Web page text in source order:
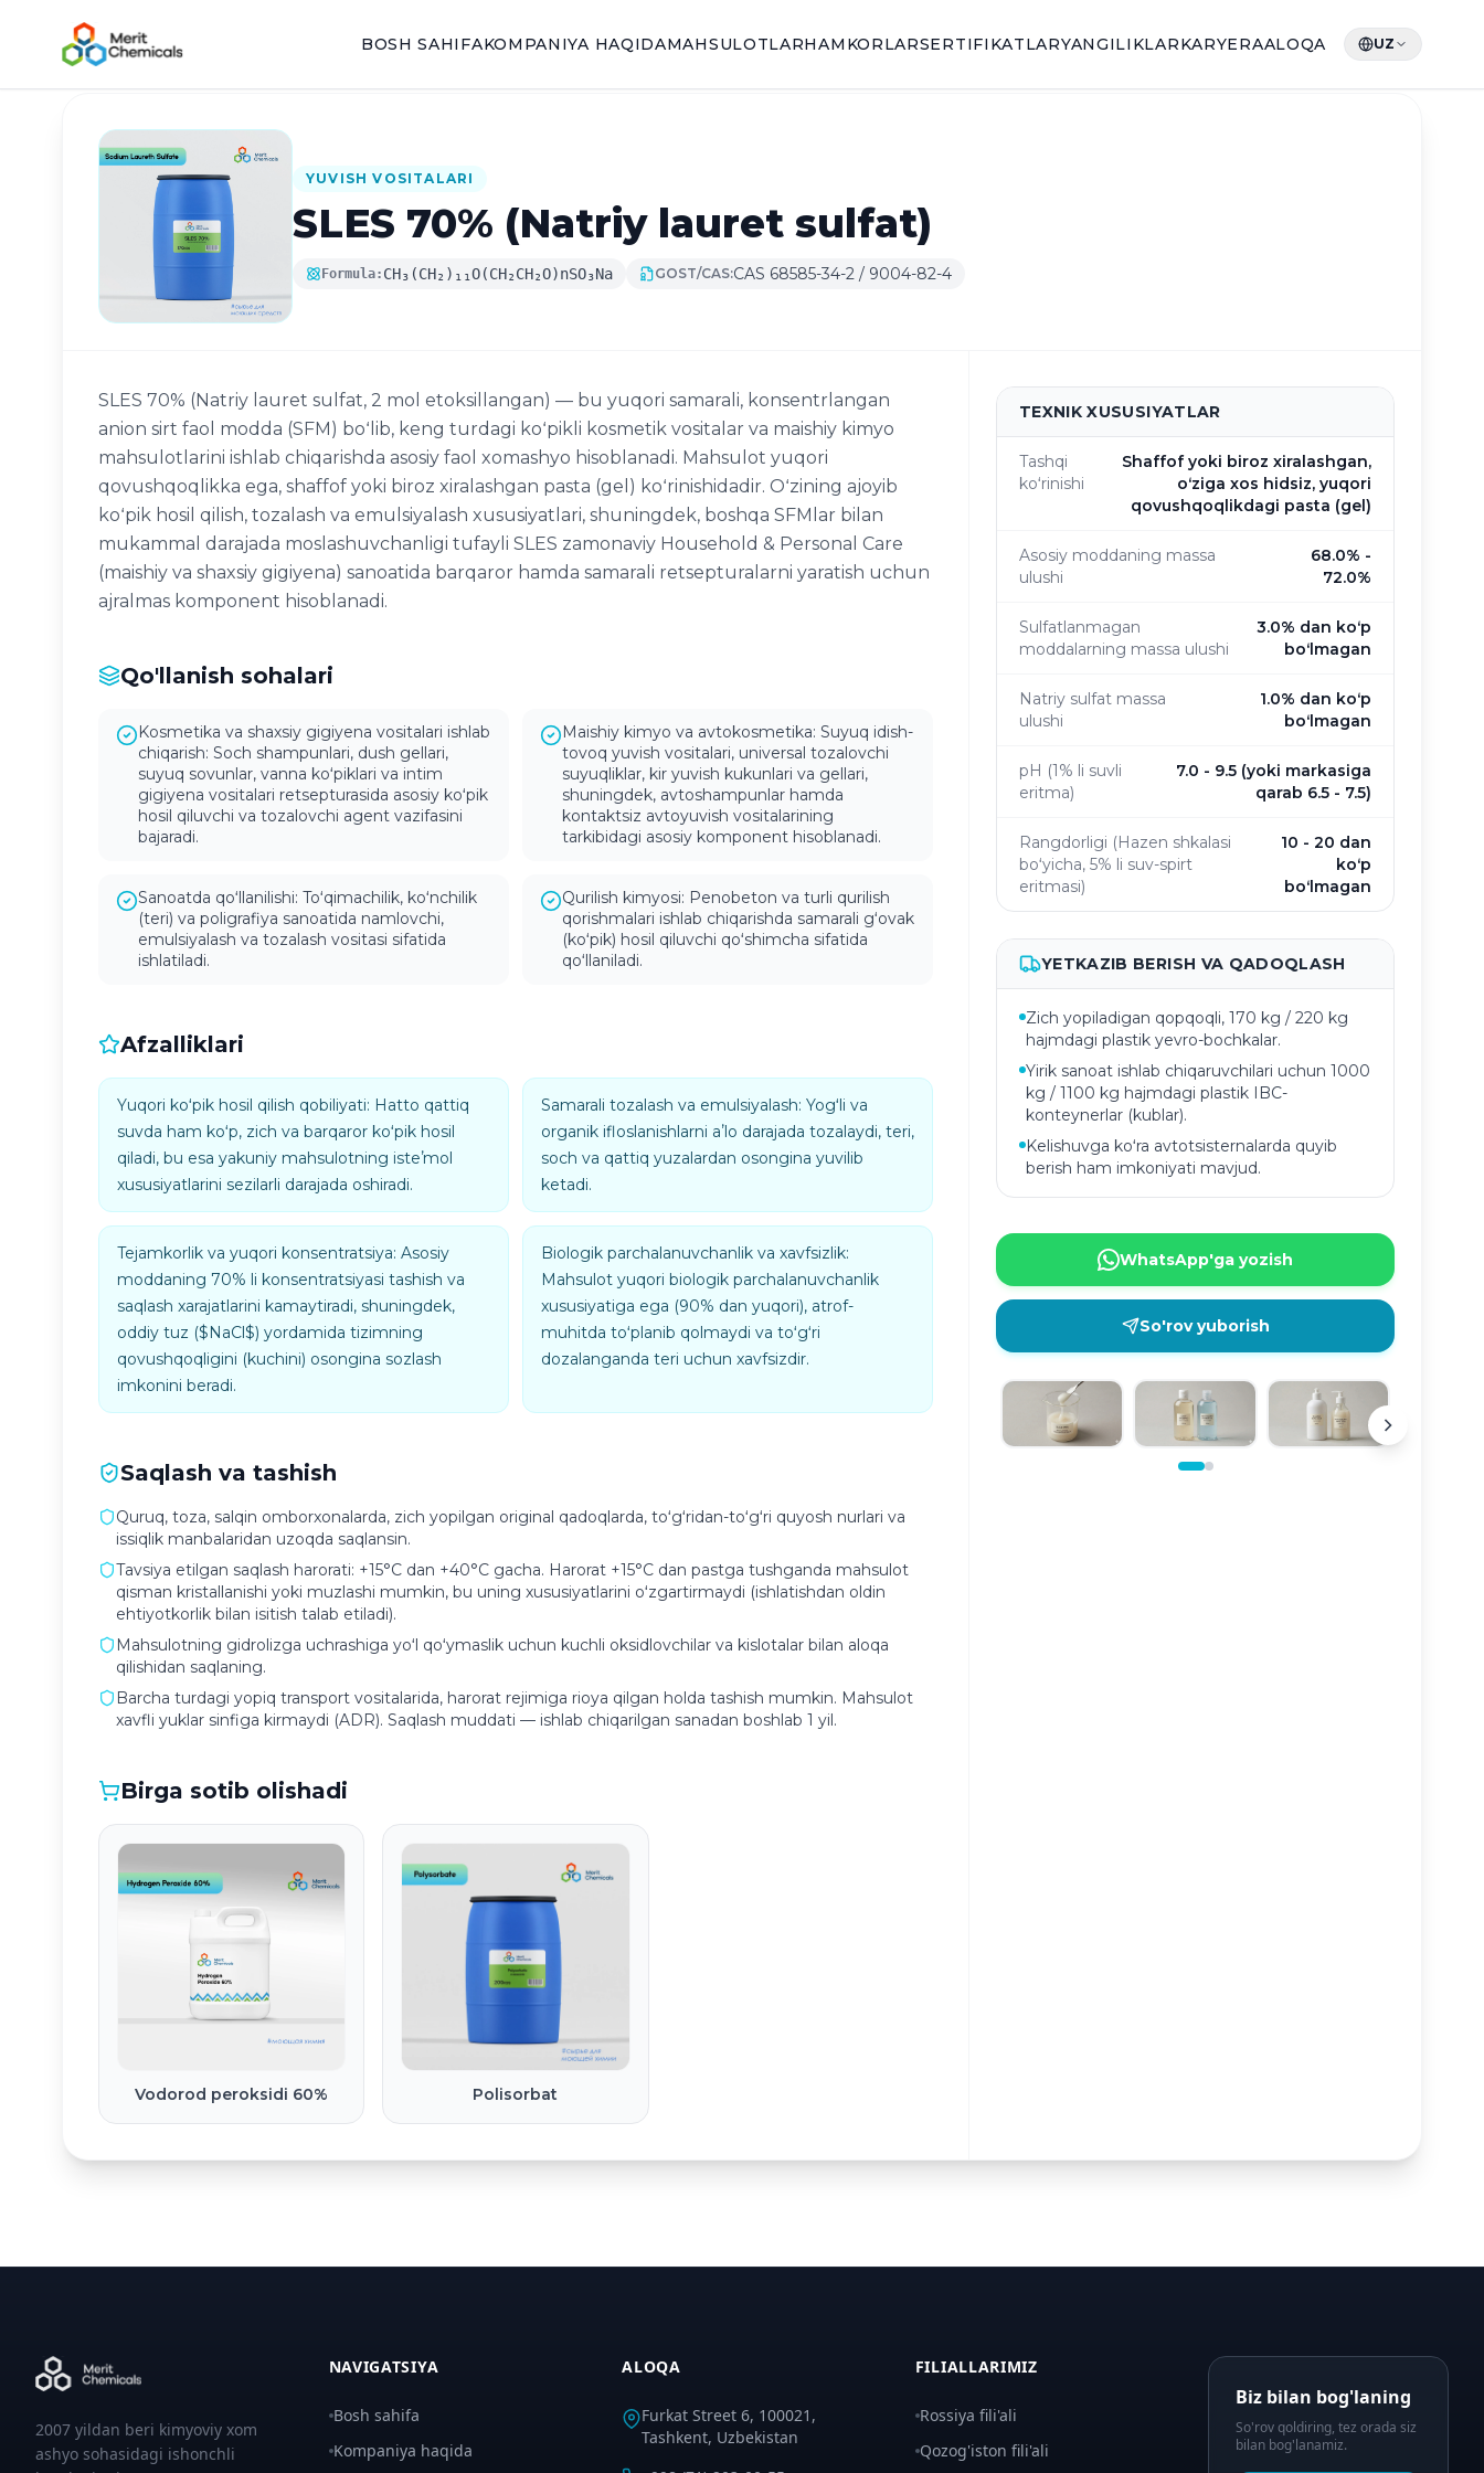
BOSH SAHIFAKOMPANIYA HAQIDAMAHSULOTLARHAMKORLARSERTIFIKATLARYANGILIKLARKARYERAALOQA UZ
Katalogga qaytish
YUVISH VOSITALARI
SLES 70% (Natriy lauret sulfat)
Formula: CH₃(CH₂)₁₁O(CH₂CH₂O)nSO₃Na GOST/CAS:CAS 68585-34-2 / 9004-82-4
SLES 70% (Natriy lauret sulfat, 2 mol etoksillangan) — bu yuqori samarali, konsentrlangan
anion sirt faol modda (SFM) boʻlib, keng turdagi koʻpikli kosmetik vositalar va maishiy kimyo
mahsulotlarini ishlab chiqarishda asosiy faol xomashyo hisoblanadi. Mahsulot yuqori
qovushqoqlikka ega, shaffof yoki biroz xiralashgan pasta (gel) koʻrinishidadir. Oʻzining ajoyib
koʻpik hosil qilish, tozalash va emulsiyalash xususiyatlari, shuningdek, boshqa SFMlar bilan
mukammal darajada moslashuvchanligi tufayli SLES zamonaviy Household & Personal Care
(maishiy va shaxsiy gigiyena) sanoatida barqaror hamda samarali retsepturalarni yaratish uchun
ajralmas komponent hisoblanadi.
Qo'llanish sohalari
Kosmetika va shaxsiy gigiyena vositalari ishlab
chiqarish: Soch shampunlari, dush gellari,
suyuq sovunlar, vanna koʻpiklari va intim
gigiyena vositalari retsepturasida asosiy koʻpik
hosil qiluvchi va tozalovchi agent vazifasini
bajaradi.
Maishiy kimyo va avtokosmetika: Suyuq idish-
tovoq yuvish vositalari, universal tozalovchi
suyuqliklar, kir yuvish kukunlari va gellari,
shuningdek, avtoshampunlar hamda
kontaktsiz avtoyuvish vositalarining
tarkibidagi asosiy komponent hisoblanadi.
Sanoatda qoʻllanilishi: Toʻqimachilik, koʻnchilik
(teri) va poligrafiya sanoatida namlovchi,
emulsiyalash va tozalash vositasi sifatida
ishlatiladi.
Qurilish kimyosi: Penobeton va turli qurilish
qorishmalari ishlab chiqarishda samarali gʻovak
(koʻpik) hosil qiluvchi qoʻshimcha sifatida
qoʻllaniladi.
Afzalliklari
Yuqori koʻpik hosil qilish qobiliyati: Hatto qattiq
suvda ham koʻp, zich va barqaror koʻpik hosil
qiladi, bu esa yakuniy mahsulotning isteʼmol
xususiyatlarini sezilarli darajada oshiradi.
Samarali tozalash va emulsiyalash: Yogʻli va
organik ifloslanishlarni aʼlo darajada tozalaydi, teri,
soch va qattiq yuzalardan osongina yuvilib
ketadi.
Tejamkorlik va yuqori konsentratsiya: Asosiy
moddaning 70% li konsentratsiyasi tashish va
saqlash xarajatlarini kamaytiradi, shuningdek,
oddiy tuz ($NaCl$) yordamida tizimning
qovushqoqligini (kuchini) osongina sozlash
imkonini beradi.
Biologik parchalanuvchanlik va xavfsizlik:
Mahsulot yuqori biologik parchalanuvchanlik
xususiyatiga ega (90% dan yuqori), atrof-
muhitda toʻplanib qolmaydi va toʻgʻri
dozalanganda teri uchun xavfsizdir.
Saqlash va tashish
Quruq, toza, salqin omborxonalarda, zich yopilgan original qadoqlarda, toʻgʻridan-toʻgʻri quyosh nurlari va
issiqlik manbalaridan uzoqda saqlansin.
Tavsiya etilgan saqlash harorati: +15°C dan +40°C gacha. Harorat +15°C dan pastga tushganda mahsulot
qisman kristallanishi yoki muzlashi mumkin, bu uning xususiyatlarini oʻzgartirmaydi (ishlatishdan oldin
ehtiyotkorlik bilan isitish talab etiladi).
Mahsulotning gidrolizga uchrashiga yoʻl qoʻymaslik uchun kuchli oksidlovchilar va kislotalar bilan aloqa
qilishidan saqlaning.
Barcha turdagi yopiq transport vositalarida, harorat rejimiga rioya qilgan holda tashish mumkin. Mahsulot
xavfli yuklar sinfiga kirmaydi (ADR). Saqlash muddati — ishlab chiqarilgan sanadan boshlab 1 yil.
Birga sotib olishadi
Vodorod peroksidi 60% Polisorbat
TEXNIK XUSUSIYATLAR
Tashqi
koʻrinishi
Shaffof yoki biroz xiralashgan,
oʻziga xos hidsiz, yuqori
qovushqoqlikdagi pasta (gel)
Asosiy moddaning massa
ulushi
68.0% -
72.0%
Sulfatlanmagan
moddalarning massa ulushi
3.0% dan koʻp
boʻlmagan
Natriy sulfat massa
ulushi
1.0% dan koʻp
boʻlmagan
pH (1% li suvli
eritma)
7.0 - 9.5 (yoki markasiga
qarab 6.5 - 7.5)
Rangdorligi (Hazen shkalasi
boʻyicha, 5% li suv-spirt
eritmasi)
10 - 20 dan
koʻp
boʻlmagan
YETKAZIB BERISH VA QADOQLASH
Zich yopiladigan qopqoqli, 170 kg / 220 kg
hajmdagi plastik yevro-bochkalar.
Yirik sanoat ishlab chiqaruvchilari uchun 1000
kg / 1100 kg hajmdagi plastik IBC-
konteynerlar (kublar).
Kelishuvga koʻra avtotsisternalarda quyib
berish ham imkoniyati mavjud.
WhatsApp'ga yozish
So'rov yuborish
2007 yildan beri kimyoviy xom
ashyo sohasidagi ishonchli
NAVIGATSIYA
Bosh sahifa
Kompaniya haqida
ALOQA
Furkat Street 6, 100021,
Tashkent, Uzbekistan
FILIALLARIMIZ
Rossiya fili'ali
Qozog'iston fili'ali
Biz bilan bog'laning
So'rov qoldiring, tez orada siz
bilan bog'lanamiz.